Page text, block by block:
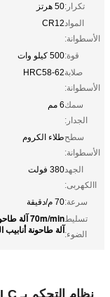
تكرار:50 هرتز
المواد
الأسطوانة:
CR12
قوة:500 كيلو وات
صلابة
الأسطوانة:
HRC58-62
سمك
الجدار:
6 مم
سطح
الأسطوانة:
طلاء الكروم
الجهد
االكهربى:
380 فولت
سرعة:70 م/دقيقة
تسليط
الضوء:
70m/min آلة طاحونة الأنابيب
آلة طاحونة أنابيب